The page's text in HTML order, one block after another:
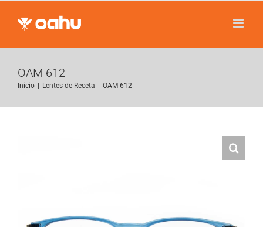
OAM 612
Inicio Lentes de Receta OAM 612